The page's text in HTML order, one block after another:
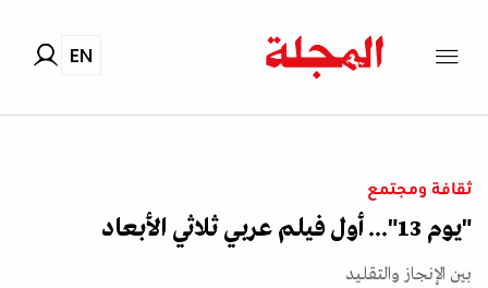
EN
ثقافة ومجتمع
"يوم 13"... أول فيلم عربي ثلاثي الأبعاد
بين الإنجاز والتقليد